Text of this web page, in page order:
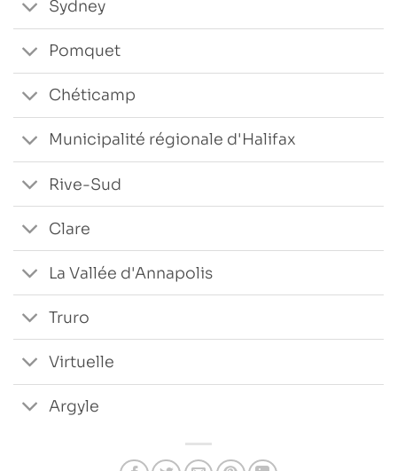
Sydney
Pomquet
Chéticamp
Municipalité régionale d'Halifax
Rive-Sud
Clare
La Vallée d'Annapolis
Truro
Virtuelle
Argyle